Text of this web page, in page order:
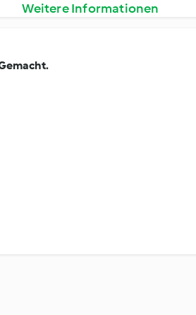
Weitere Informationen